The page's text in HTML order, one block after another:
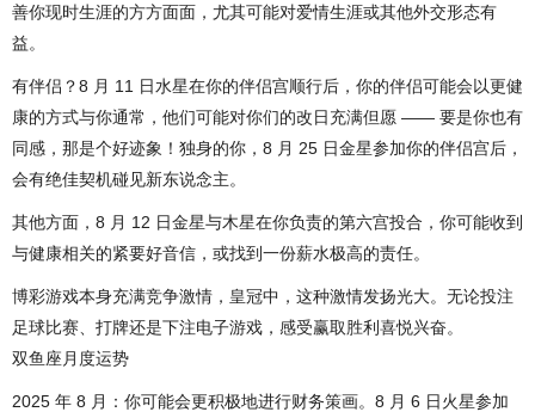
善你现时生涯的方方面面，尤其可能对爱情生涯或其他外交形态有
益。
有伴侣？8 月 11 日水星在你的伴侣宫顺行后，你的伴侣可能会以更健
康的方式与你通常，他们可能对你们的改日充满但愿 —— 要是你也有
同感，那是个好迹象！独身的你，8 月 25 日金星参加你的伴侣宫后，
会有绝佳契机碰见新东说念主。
其他方面，8 月 12 日金星与木星在你负责的第六宫投合，你可能收到
与健康相关的紧要好音信，或找到一份薪水极高的责任。
博彩游戏本身充满竞争激情，皇冠中，这种激情发扬光大。无论投注
足球比赛、打牌还是下注电子游戏，感受赢取胜利喜悦兴奋。
双鱼座月度运势
2025 年 8 月：你可能会更积极地进行财务策画。8 月 6 日火星参加